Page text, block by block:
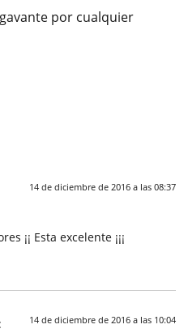
por cualquier
14 de diciembre de 2016 a las 08:37
¡¡ Esta excelente ¡¡¡
14 de diciembre de 2016 a las 10:04